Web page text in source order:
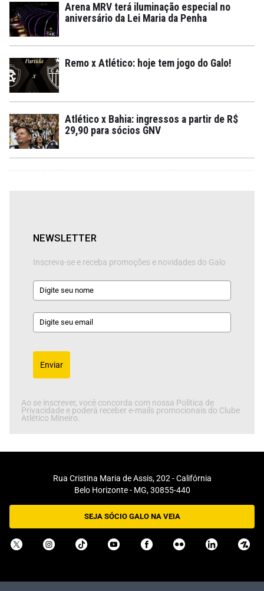
Arena MRV terá iluminação especial no
aniversário da Lei Maria da Penha
Remo x Atlético: hoje tem jogo do Galo!
Atlético x Bahia: ingressos a partir de R$
29,90 para sócios GNV
NEWSLETTER
Inscreva-se e receba promoções e novidades do Galo
Enviar
Ao se inscrever, você concorda com nossa Política de
Privacidade e poderá receber e-mails promocionais do Clube
Atlético Mineiro.
Rua Cristina Maria de Assis, 202 - Califórnia
Belo Horizonte - MG, 30855-440
SEJA SÓCIO GALO NA VEIA